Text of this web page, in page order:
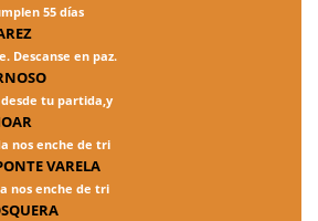
55 días
Descanse en paz.
tu partida,y
nos enche de tri
VARELA
nos enche de tri